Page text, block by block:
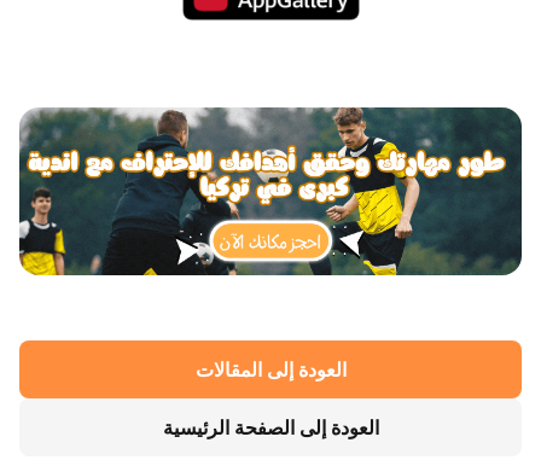
العودة إلى المقالات
العودة إلى الصفحة الرئيسية